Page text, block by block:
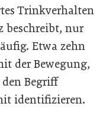
Trinkverhalten
beschreibt, nur
Etwa zehn
der Bewegung,
Begriff
identifizieren.